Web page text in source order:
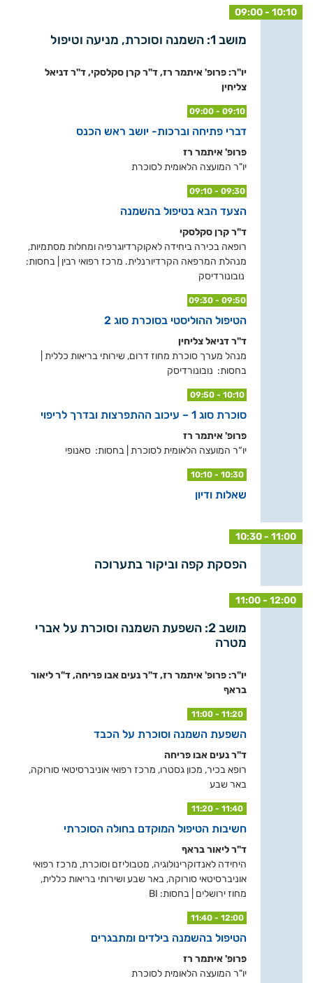
09:00 - 10:10
מושב 1: השמנה וסוכרת, מניעה וטיפול
יו"ר: פרופ' איתמר רז, ד"ר קרן סקלסקי, ד"ר דניאל
צליחין
09:00 - 09:10
דברי פתיחה וברכות- יושב ראש הכנס
פרופ' איתמר רז
יו"ר המועצה הלאומית לסוכרת
09:10 - 09:30
הצעד הבא בטיפול בהשמנה
ד"ר קרן סקלסקי
רופאה בכירה ביחידה לאקוקרדיוגרפיה ומחלות מסתמיות,
מנהלת המרפאה הקרדיורנלית. מרכז רפואי רבין | בחסות:
נובונורדיסק
09:30 - 09:50
הטיפול ההוליסטי בסוכרת סוג 2
ד"ר דניאל צליחין
מנהל מערך סוכרת מחוז דרום, שירותי בריאות כללית |
בחסות: נובונורדיסק
09:50 - 10:10
סוכרת סוג 1 – עיכוב ההתפרצות ובדרך לריפוי
פרופ' איתמר רז
יו“ר המועצה הלאומית לסוכרת | בחסות: סאנופי
10:10 - 10:30
שאלות ודיון
10:30 - 11:00
הפסקת קפה וביקור בתערוכה
11:00 - 12:00
מושב 2: השפעת השמנה וסוכרת על אברי
מטרה
יו"ר: פרופ' איתמר רז, ד"ר נעים אבו פריחה, ד"ר ליאור
בראף
11:00 - 11:20
השפעת השמנה וסוכרת על הכבד
ד"ר נעים אבו פריחה
רופא בכיר, מכון גסטרו, מרכז רפואי אוניברסיטאי סורוקה,
באר שבע
11:20 - 11:40
חשיבות הטיפול המוקדם בחולה הסוכרתי
ד"ר ליאור בראף
היחידה לאנדוקרינולוגיה, מטבוליזם וסוכרת, מרכז רפואי
אוניברסיטאי סורוקה, באר שבע ושירותי בריאות כללית,
מחוז ירושלים | בחסות: BI
11:40 - 12:00
הטיפול בהשמנה בילדים ומתבגרים
פרופ' איתמר רז
יו"ר המועצה הלאומית לסוכרת